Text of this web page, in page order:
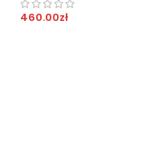
460.00zł